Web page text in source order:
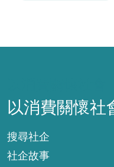
以消費關懷社
搜尋社企
社企故事